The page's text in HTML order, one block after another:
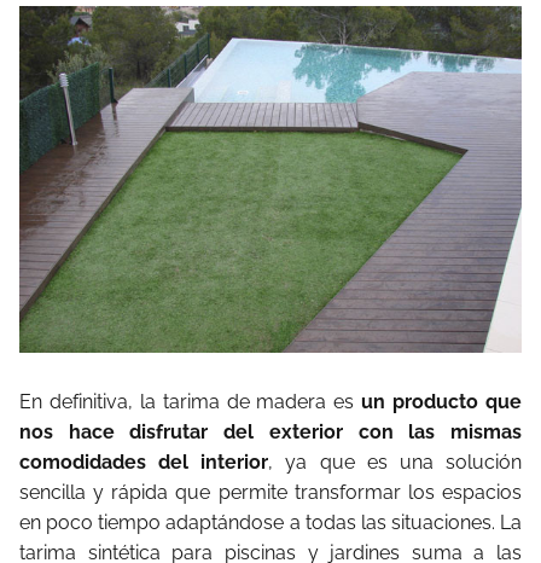
En definitiva, la tarima de madera esun producto que
nos hace disfrutar del exterior con las mismas
comodidades del interior, ya que es una solución
sencilla y rápida que permite transformar los espacios
en poco tiempo adaptándose a todas las situaciones. La
tarima sintética para piscinas y jardines suma a las